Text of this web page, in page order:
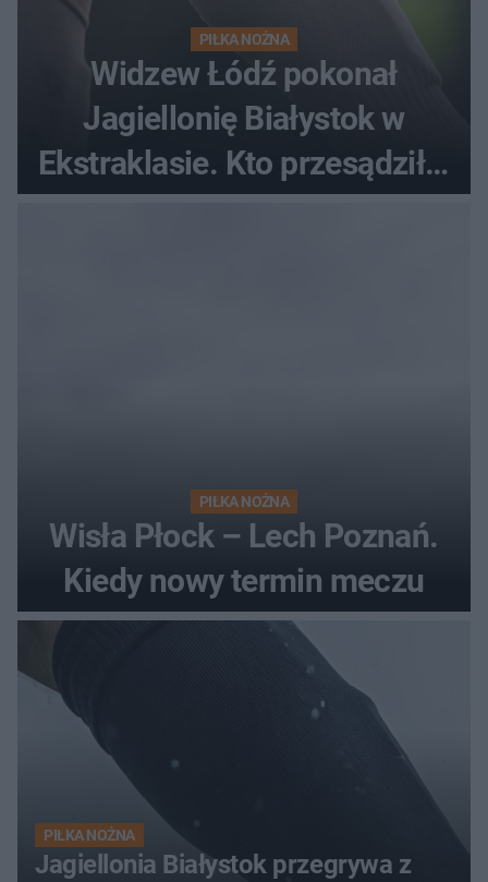
PIŁKA NOŻNA
Widzew Łódź pokonał
Jagiellonię Białystok w
Ekstraklasie. Kto przesądził o
PIŁKA NOŻNA
Wisła Płock – Lech Poznań.
Kiedy nowy termin meczu
PIŁKA NOŻNA
Jagiellonia Białystok przegrywa z